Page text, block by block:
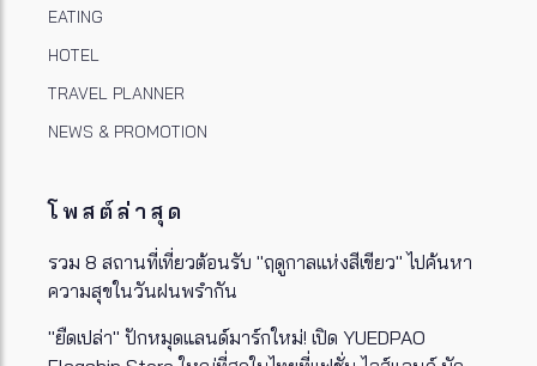
EATING
HOTEL
TRAVEL PLANNER
NEWS & PROMOTION
โพสต์ล่าสุด
รวม 8 สถานที่เที่ยวต้อนรับ "ฤดูกาลแห่งสีเขียว" ไปค้นหา
ความสุขในวันฝนพรำกัน
"ยืดเปล่า" ปักหมุดแลนด์มาร์กใหม่! เปิด YUEDPAO